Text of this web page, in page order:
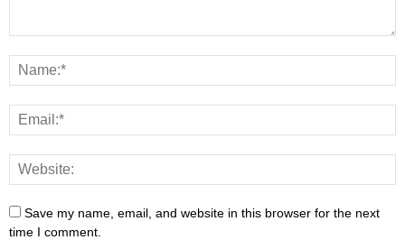
Save my name, email, and website in this browser for the next
time I comment.